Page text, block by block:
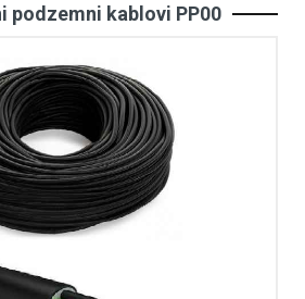
podzemni kablovi PP00